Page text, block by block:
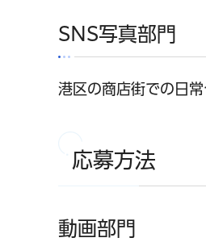
SNS写真部門
港区の商店街での日
応募方法
動画部門